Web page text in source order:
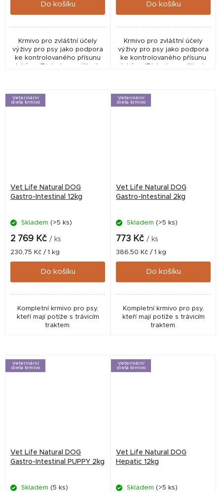
Do košíku
Krmivo pro zvláštní účely
výživy pro psy jako podpora
ke kontrolovaného přísunu
Do košíku
Krmivo pro zvláštní účely
výživy pro psy jako podpora
ke kontrolovaného přísunu
Veterinární
dieta krmivo
Vet Life Natural DOG
Gastro-Intestinal 12kg
Skladem (>5 ks)
2 769 Kč / ks
Měrná
cena:
230,75 Kč / 1 kg
Do košíku
Kompletní krmivo pro psy,
kteří mají potíže s trávicím
traktem.
Veterinární
dieta krmivo
Vet Life Natural DOG
Gastro-Intestinal 2kg
Skladem (>5 ks)
773 Kč / ks
Měrná
cena:
386,50 Kč / 1 kg
Do košíku
Kompletní krmivo pro psy,
kteří mají potíže s trávicím
traktem.
Veterinární
dieta krmivo
Vet Life Natural DOG
Gastro-Intestinal PUPPY 2kg
Skladem (5 ks)
Veterinární
dieta krmivo
Vet Life Natural DOG
Hepatic 12kg
Skladem (>5 ks)